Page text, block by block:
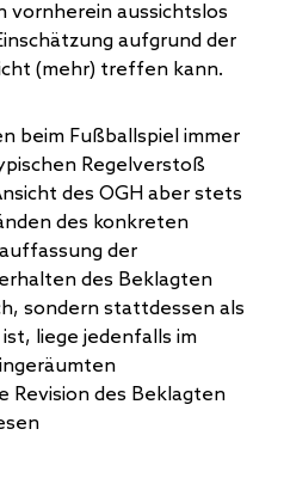
vornherein aussichtslos
aufgrund der
(mehr) treffen kann.
beim Fußballspiel immer
Regelverstoß
des OGH aber stets
des konkreten
der
des Beklagten
sondern stattdessen als
liege jedenfalls im
Revision des Beklagten